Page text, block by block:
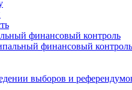
финансовый контроль
финансовый контроль
выборов и